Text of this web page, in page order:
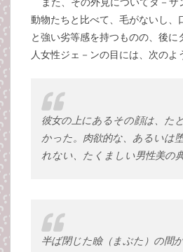
動物たちと比べて、毛がないし、
と強い劣等感を持つものの、後に
人女性ジェ－ンの目には、次のよ
彼女の上にあるその顔は、た
かった。肉欲的な、あるいは
れない、たくましい男性美の
半ば閉じた瞼（まぶた）の間